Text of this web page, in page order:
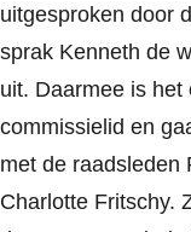
uitgesproken door
sprak Kenneth de
uit. Daarmee is het
commissielid en
met de raadsleden
Charlotte Fritschy.